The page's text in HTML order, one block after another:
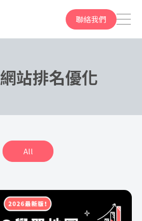
聯絡我們
網站排名優化
All